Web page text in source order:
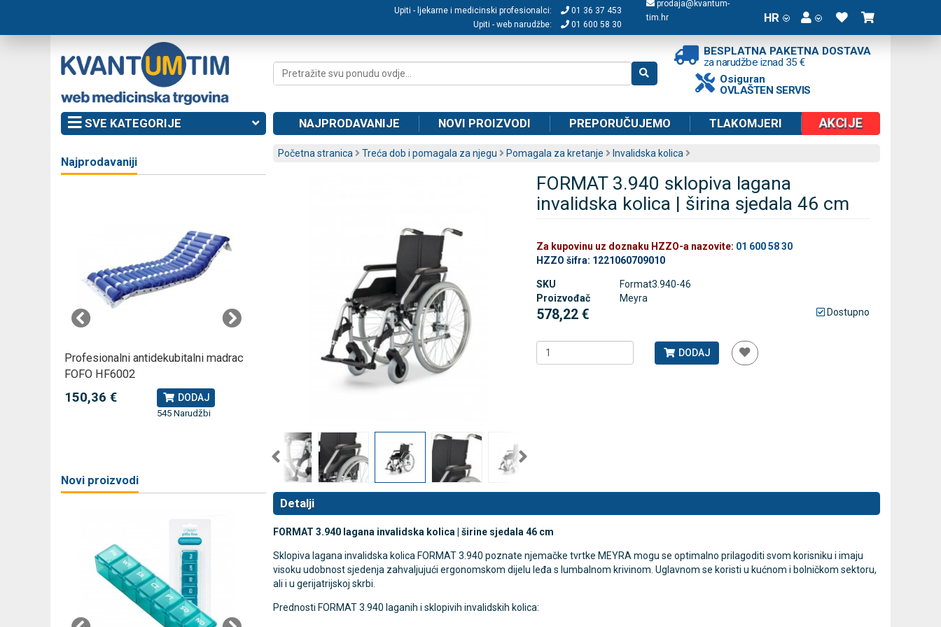
Upiti - ljekarne i medicinski profesionalci:
01 36 37 453
Upiti - web narudžbe:
01 600 58 30
prodaja@kvantum-
tim.hr
HR
BESPLATNA PAKETNA DOSTAVA
za narudžbe iznad 35 €
Osiguran
OVLAŠTEN SERVIS
SVE KATEGORIJE NAJPRODAVANIJE NOVI PROIZVODI PREPORUČUJEMO TLAKOMJERI AKCIJE
Početna stranica Treća dob i pomagala za njegu Pomagala za kretanje Invalidska kolica
FORMAT 3.940 sklopiva lagana
invalidska kolica | širina sjedala 46 cm
Za kupovinu uz doznaku HZZO-a nazovite: 01 600 58 30
HZZO šifra: 1221060709010
SKU
Format3.940-46
Proizvođač
Meyra
578,22 € Dostupno
DODAJ
Detalji
FORMAT 3.940 lagana invalidska kolica | širine sjedala 46 cm
Sklopiva lagana invalidska kolica FORMAT 3.940 poznate njemačke tvrtke MEYRA mogu se optimalno prilagoditi svom korisniku i imaju
visoku udobnost sjedenja zahvaljujući ergonomskom dijelu leđa s lumbalnom krivinom. Uglavnom se koristi u kućnom i bolničkom sektoru,
ali i u gerijatrijskoj skrbi.
Prednosti FORMAT 3.940 laganih i sklopivih invalidskih kolica:
Najprodavaniji
Profesionalni antidekubitalni madrac
FOFO HF6002
150,36 € DODAJ
545 Narudžbi
Profesionalni kompresorski inhalator
Rossmax NB-500
Rossmax X5 tlakomjer za nadlakticu
Jastuk protiv hemoroida promjera
Novi proizvodi